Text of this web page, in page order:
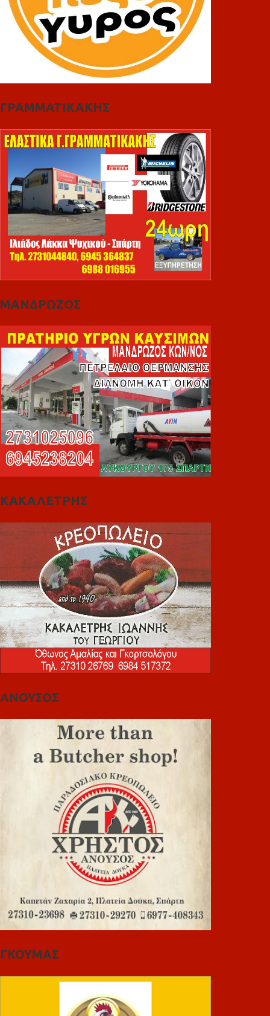
ΓΡΑΜΜΑΤΙΚΑΚΗΣ
ΜΑΝΔΡΩΖΟΣ
ΚΑΚΑΛΕΤΡΗΣ
ΑΝΟΥΣΟΣ
ΓΚΟΥΜΑΣ